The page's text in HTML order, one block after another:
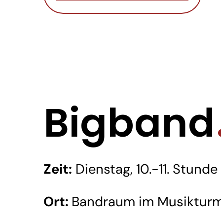
Bigband
Zeit: Dienstag, 10.-11. Stunde
Ort: Bandraum im